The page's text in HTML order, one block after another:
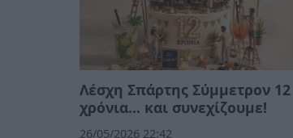
Λέσχη Σπάρτης Σύμμετρον 12
χρόνια... και συνεχίζουμε!
26/05/2026 22:42